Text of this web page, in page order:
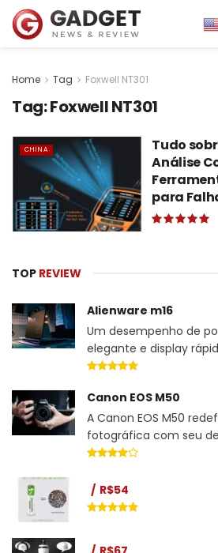
Home Tag Foxwell NT301
Tag:Foxwell NT301
CHINA
Tudo
Análise
para
TOP REVIEW
Alienware m16
Um desempenho de
elegante e display
Canon EOS M50
A Canon EOS M50
fotográfica com seu
R$54